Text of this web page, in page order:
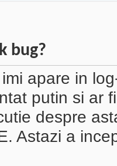
bug?
apare in
putin si ar
despre
Astazi a